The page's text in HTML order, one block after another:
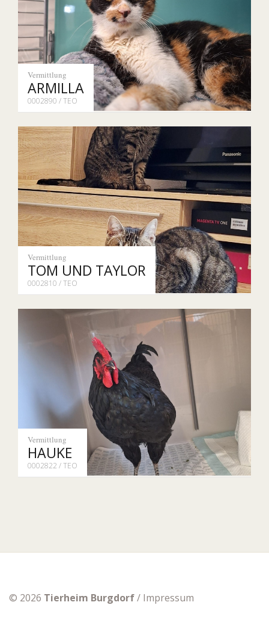
Vermittlung
ARMILLA
0002890 / TEO
Vermittlung
TOM UND TAYLOR
0002810 / TEO
Vermittlung
HAUKE
0002822 / TEO
© 2026 Tierheim Burgdorf/ Impressum